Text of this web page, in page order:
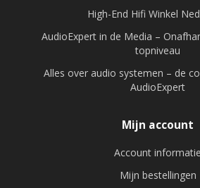
High-End Hifi Winkel
AudioExpert in de Media –
topniveau
Alles over audio systemen – de
AudioExpert
Mijn account
Account informatie
Mijn bestellingen